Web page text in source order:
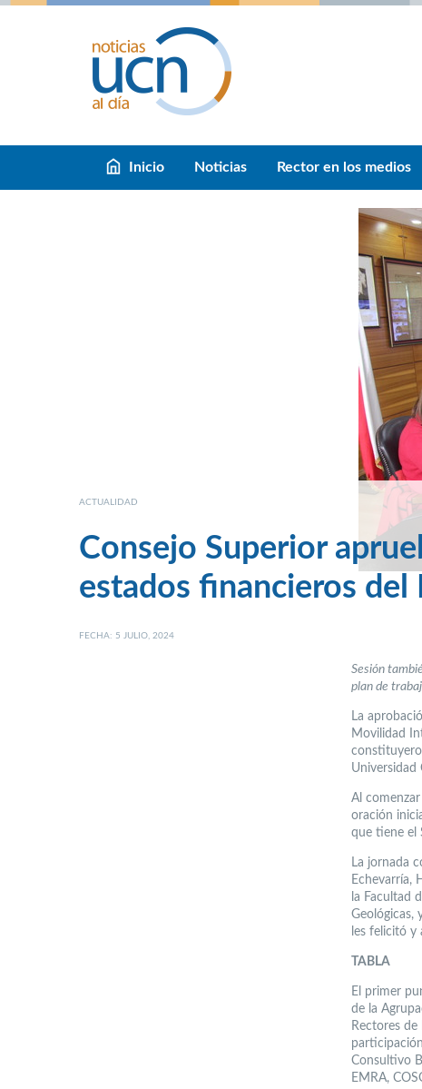
Inicio Noticias Rector en los medios
ACTUALIDAD
Consejo Superior
estados financieros
FECHA: 5 JULIO, 2024
Sesión
plan de
La
Movilidad
Universidad
Al
oración
que tiene el
La jornada
Echevarría,
la Facultad
Geológicas,
les felicitó y
TABLA
El primer
de la
Rectores
Consultivo
EMRA,